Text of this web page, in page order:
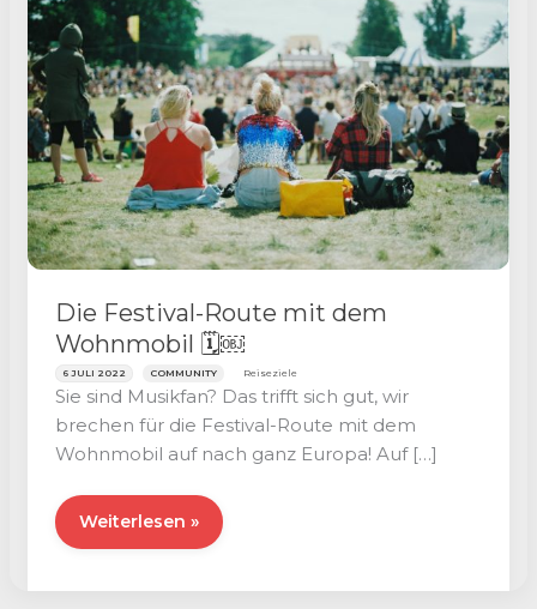
Die Festival-Route mit dem
Wohnmobil 🗓￼
6 JULI 2022 COMMUNITY Reiseziele
Sie sind Musikfan? Das trifft sich gut, wir
brechen für die Festival-Route mit dem
Wohnmobil auf nach ganz Europa! Auf […]
Die
Festival-
Weiterlesen »